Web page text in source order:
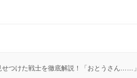
せつけた戦士を徹底解説！「おとうさん……」